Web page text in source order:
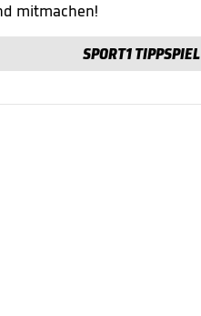
mitmachen!
SPORT1 TIPPSPIEL